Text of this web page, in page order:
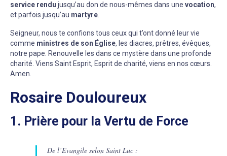
service rendu jusqu’au don de nous-mêmes dans une vocation,
et parfois jusqu’au martyre.
Seigneur, nous te confions tous ceux qui t’ont donné leur vie
comme ministres de son Église, les diacres, prêtres, évêques,
notre pape. Renouvelle les dans ce mystère dans une profonde
charité. Viens Saint Esprit, Esprit de charité, viens en nos cœurs.
Amen.
Rosaire Douloureux
1. Prière pour la Vertu de Force
De l’Evangile selon Saint Luc :